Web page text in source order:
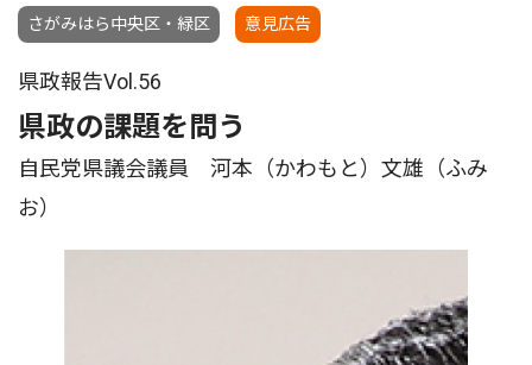
さがみはら中央区・緑区 意見広告
県政報告Vol.56
県政の課題を問う
自民党県議会議員 河本（かわもと）文雄（ふみ
お）